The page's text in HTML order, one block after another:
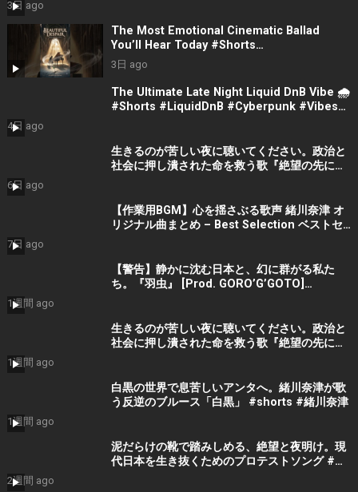
3日 ago
The Most Emotional Cinematic Ballad
You’ll Hear Today #Shorts
#CinematicMusic #EmotionalVibes #Piano
3日 ago
The Ultimate Late Night Liquid DnB Vibe 🌧️
#Shorts #LiquidDnB #Cyberpunk #Vibes
4日 ago
生きるのが苦しい夜に聴いてください。政治と
社会に押し潰された命を救う歌『絶望の先に』
6日 ago
【作業用BGM】心を揺さぶる歌声 緒川奈津 オ
リジナル曲まとめ – Best Selection ベストセ
7日 ago
【警告】静かに沈む日本と、幻に群がる私た
ち。『羽虫』 [Prod. GORO’G’GOTO]
1週間 ago
生きるのが苦しい夜に聴いてください。政治と
社会に押し潰された命を救う歌『絶望の先に』
1週間 ago
白黒の世界で息苦しいアンタへ。緒川奈津が歌
う反逆のブルース「白黒」 #shorts #緒川奈津
1週間 ago
泥だらけの靴で踏みしめる、絶望と夜明け。現
代日本を生き抜くためのプロテストソング #吉
2週間 ago